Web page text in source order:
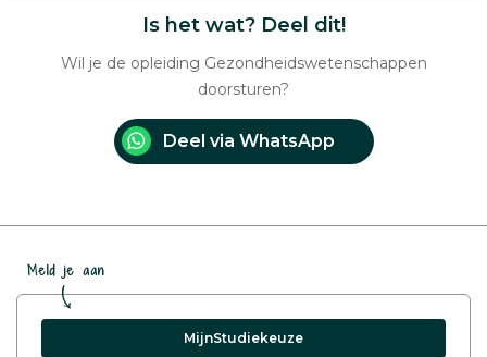
Is het wat? Deel dit!
Wil je de opleiding Gezondheidswetenschappen
doorsturen?
Deel via WhatsApp
Meld je aan
MijnStudiekeuze